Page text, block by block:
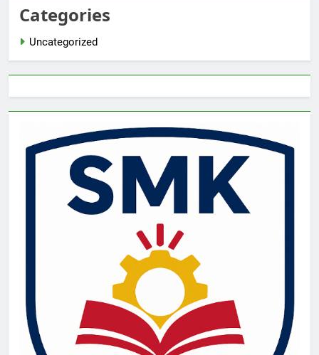
Categories
Uncategorized